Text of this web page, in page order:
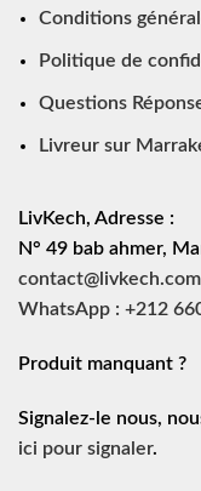
Conditions
Politique de
Questions
Livreur sur
LivKech, Adresse :
N° 49 bab ahmer,
contact@livkech.com
WhatsApp : +212
Produit manquant ?
Signalez-le nous,
ici pour signaler.